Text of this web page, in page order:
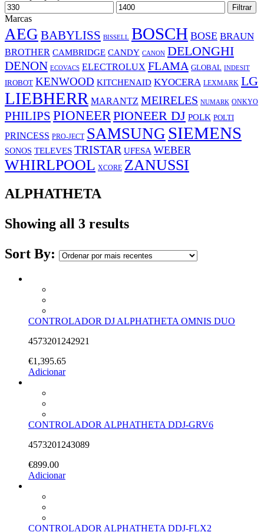
Preço
mínimo
Preço
máximo
Filtrar
Marcas
AEG BABYLISS BISSELL BOSCH BOSE BRAUN
BROTHER CAMBRIDGE CANDY CANON DELONGHI
DENON ECOVACS ELECTROLUX FLAMA GLOBAL INDESIT
IROBOT KENWOOD KITCHENAID KYOCERA LEXMARK LG
LIEBHERR MARANTZ MEIRELES NUMARK ONKYO
PHILIPS PIONEERPIONEER DJ POLK POLTI
PRINCESS PRO-JECT SAMSUNG SIEMENS
SONOS TELEVES TRISTAR UFESA WEBER
WHIRLPOOL XCORE ZANUSSI
ALPHATHETA
Showing all 3 results
Sort By:
CONTROLADOR DJ ALPHATHETA OMNIS DUO
4573201242921
€1,395.65
Adicionar
CONTROLADOR ALPHATHETA DDJ-GRV6
4573201243089
€899.00
Adicionar
CONTROLADOR ALPHATHETA DDJ-FLX2